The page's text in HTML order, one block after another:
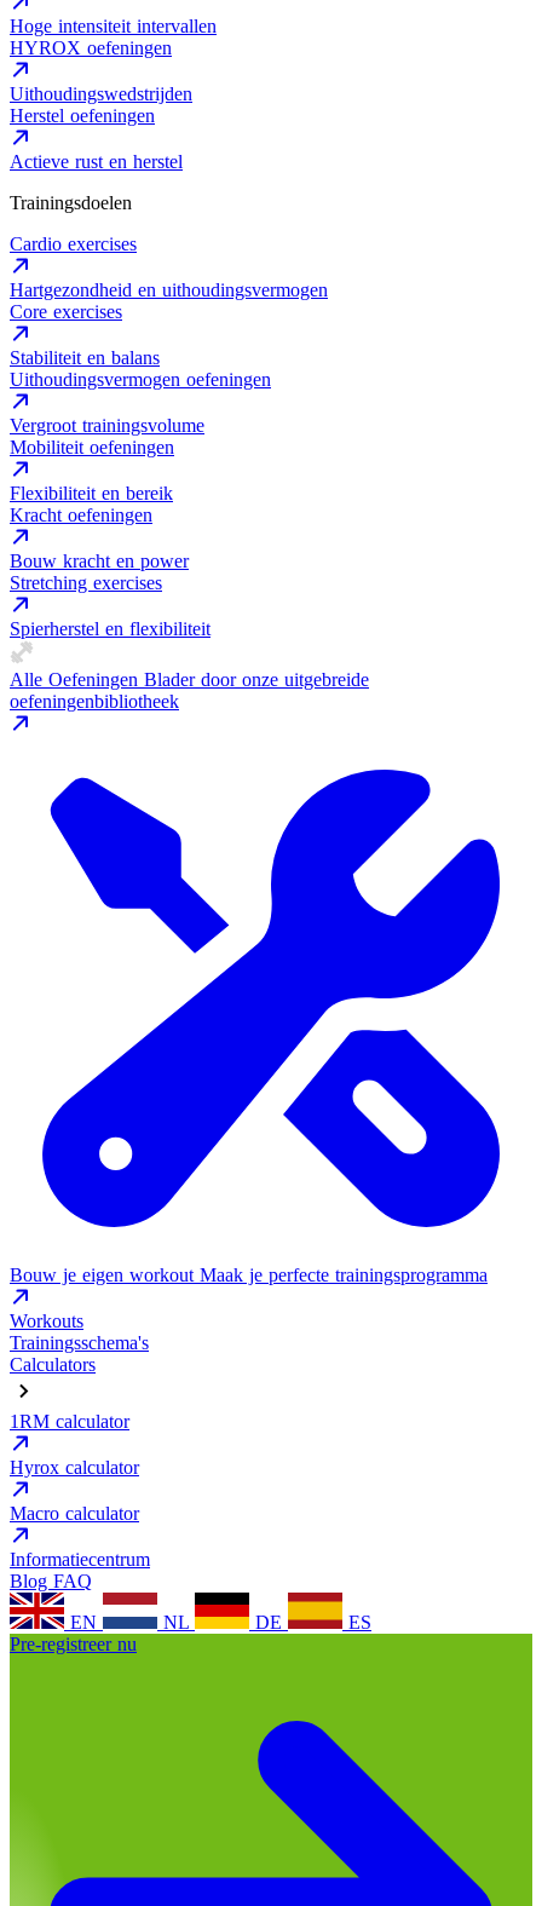
Hoge intensiteit intervallen
HYROX oefeningen
Uithoudingswedstrijden
Herstel oefeningen
Actieve rust en herstel
Trainingsdoelen
Cardio exercises
Hartgezondheid en uithoudingsvermogen
Core exercises
Stabiliteit en balans
Uithoudingsvermogen oefeningen
Vergroot trainingsvolume
Mobiliteit oefeningen
Flexibiliteit en bereik
Kracht oefeningen
Bouw kracht en power
Stretching exercises
Spierherstel en flexibiliteit
Alle Oefeningen Blader door onze uitgebreide
oefeningenbibliotheek
Bouw je eigen workout Maak je perfecte trainingsprogramma
Workouts
Trainingsschema's
Calculators
1RM calculator
Hyrox calculator
Macro calculator
Informatiecentrum
Blog FAQ
EN
NL DE
ES
Pre-registreer nu